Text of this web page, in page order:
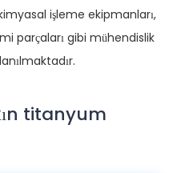
işleme ekipmanları,
parçaları gibi mühendislik
titanyum